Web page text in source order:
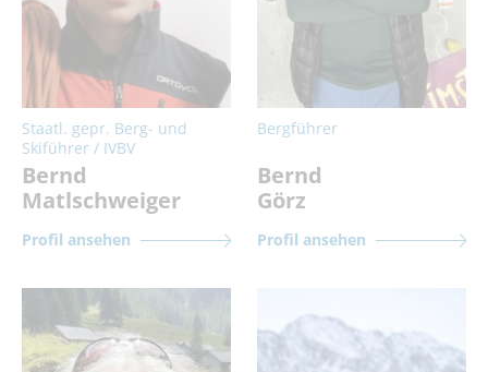
Staatl. gepr. Berg- und
Skiführer / IVBV
Bernd
Matlschweiger
Profil ansehen
Bergführer
Bernd
Görz
Profil ansehen